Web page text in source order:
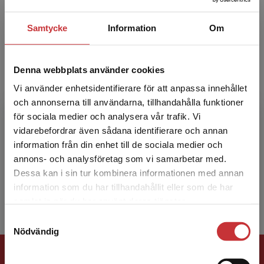
Samtycke Information Om
Denna webbplats använder cookies
Vi använder enhetsidentifierare för att anpassa innehållet
och annonserna till användarna, tillhandahålla funktioner
för sociala medier och analysera vår trafik. Vi
vidarebefordrar även sådana identifierare och annan
information från din enhet till de sociala medier och
annons- och analysföretag som vi samarbetar med.
Dessa kan i sin tur kombinera informationen med annan
information som du har tillhandahållit eller som de har
Nödvändig
Begränsad fraktregion
Det verkar som att du besöker
studentlitteratur.se via en enhet utanför Sverige.
Vi erbjuder inte leveranser utanför Sverige. För
att kunna slutföra ett köp måste
Lennart Lindh
Lennart Lindh är ansvarig för yrkeshögskolan
för inbyggda system (www.agstu.se). Han har
lett ett forskningsprojekt på Mälardalens
högskola som anv...